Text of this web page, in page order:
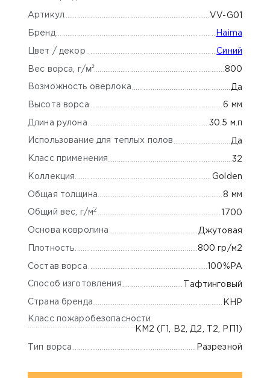
Артикул VV-G01
Бренд Haima
Цвет / декор Синий
Вес ворса, г/м² 800
Возможность оверлока Да
Высота ворса 6 мм
Длина рулона 30.5 м.п
Использование для теплых полов Да
Класс применения 32
Коллекция Golden
Общая толщина 8 мм
Общий вес, г/м 2 1700
Основа ковролина Джутовая
Плотность 800 гр/м2
Состав ворса 100%PA
Способ изготовления Тафтинговый
Страна бренда КНР
Класс пожаробезопасности
КМ2 (Г1, В2, Д2, Т2, РП1)
Тип ворса Разрезной